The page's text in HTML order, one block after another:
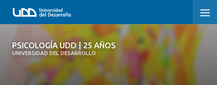
PSICOLOGÍA UDD | 25 AÑOS
UNIVERSIDAD DEL DESARROLLO
PSICOLOGÍA UDD | 25 AÑOS